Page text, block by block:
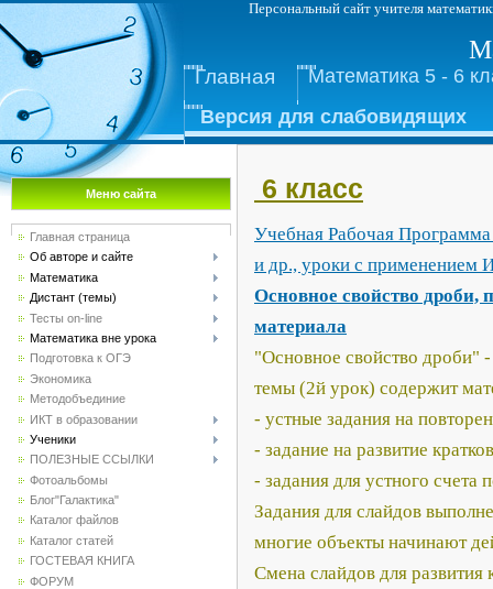
Персональный сайт учителя
Главная
Математика 5 - 6
Версия для слабовидящих
Меню сайта
Главная страница
Об авторе и сайте
Математика
Дистант (темы)
Тесты on-line
Математика вне урока
Подготовка к ОГЭ
Экономика
Методобъединие
ИКТ в образовании
Ученики
ПОЛЕЗНЫЕ ССЫЛКИ
Фотоальбомы
Блог"Галактика"
Каталог файлов
Каталог статей
ГОСТЕВАЯ КНИГА
ФОРУМ
6 класс
Учебная Рабочая
и др., уроки с применением
Основное свойство дроби,
материала
"Основное свойство дроби" -
темы (2й урок) содержит
- устные задания на
- задание на развитие
- задания для устного
Задания для слайдов
многие объекты начинают
Смена слайдов для развития